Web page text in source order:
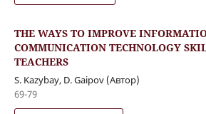
THE WAYS TO IMPROVE
COMMUNICATION TECHNOLOGY
TEACHERS
S. Kazybay, D. Gaipov (Автор)
69-79